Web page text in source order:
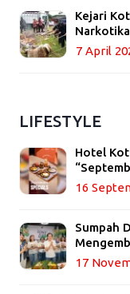
Kejari
7 April
LIFESTYLE
Hotel
16
Sumpah
17